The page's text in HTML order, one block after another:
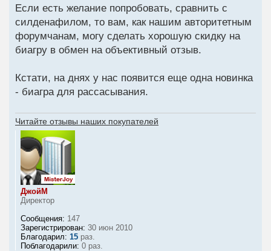
Если есть желание попробовать, сравнить с
силденафилом, то вам, как нашим авторитетным
форумчанам, могу сделать хорошую скидку на
биагру в обмен на объективный отзыв.
Кстати, на днях у нас появится еще одна новинка
- биагра для рассасывания.
Читайте отзывы наших покупателей
ДжойМ
Директор
Сообщения: 147
Зарегистрирован: 30 июн 2010
Благодарил: 15 раз.
Поблагодарили: 0 раз.